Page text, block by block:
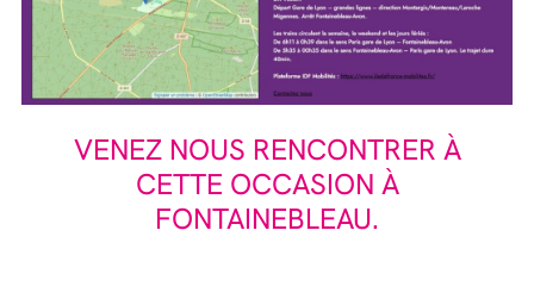
VENEZ NOUS RENCONTRER À
CETTE OCCASION À
FONTAINEBLEAU.